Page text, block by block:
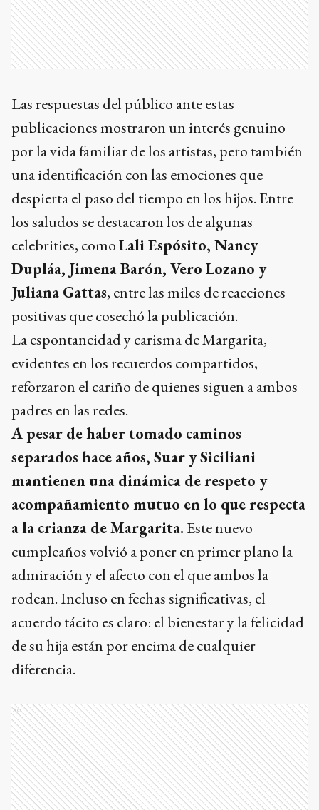
Las respuestas del público ante estas
publicaciones mostraron un interés genuino
por la vida familiar de los artistas, pero también
una identificación con las emociones que
despierta el paso del tiempo en los hijos. Entre
los saludos se destacaron los de algunas
celebrities, comoLali Espósito, Nancy
Dupláa, Jimena Barón, Vero Lozano y
Juliana Gattas, entre las miles de reacciones
positivas que cosechó la publicación.
La espontaneidad y carisma de Margarita,
evidentes en los recuerdos compartidos,
reforzaron el cariño de quienes siguen a ambos
padres en las redes.
A pesar de haber tomado caminos
separados hace años, Suar y Siciliani
mantienen una dinámica de respeto y
acompañamiento mutuo en lo que respecta
a la crianza de Margarita.Este nuevo
cumpleaños volvió a poner en primer plano la
admiración y el afecto con el que ambos la
rodean. Incluso en fechas significativas, el
acuerdo tácito es claro: el bienestar y la felicidad
de su hija están por encima de cualquier
diferencia.
Ads